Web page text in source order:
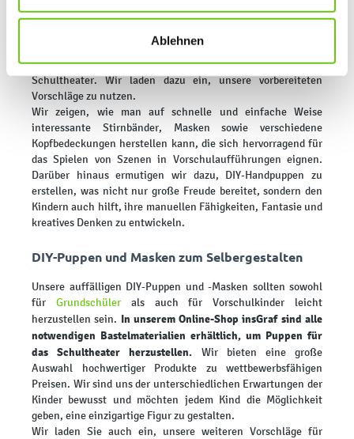
links klicken. Weitere Informationen zur Datennutzung
Ablehnen
zusätzliche Attraktion für jüngere Schüler kann das
eigenhändige Herstellen von Puppen und Handpuppen für
später aufgeführte Szenen sein. insGraf bietet eine große
Auswahl an Möbeln für Themen-Spielecken wie das
Schultheater. Wir laden dazu ein, unsere vorbereiteten
Vorschläge zu nutzen.
Wir zeigen, wie man auf schnelle und einfache Weise
interessante Stirnbänder, Masken sowie verschiedene
Kopfbedeckungen herstellen kann, die sich hervorragend für
das Spielen von Szenen in Vorschulaufführungen eignen.
Darüber hinaus ermutigen wir dazu, DIY-Handpuppen zu
erstellen, was nicht nur große Freude bereitet, sondern den
Kindern auch hilft, ihre manuellen Fähigkeiten, Fantasie und
kreatives Denken zu entwickeln.
DIY-Puppen und Masken zum Selbergestalten
Unsere auffälligen DIY-Puppen und -Masken sollten sowohl
für Grundschülerals auch für Vorschulkinder leicht
herzustellen sein. In unserem Online-Shop insGraf sind alle
notwendigen Bastelmaterialien erhältlich, um Puppen für
das Schultheater herzustellen. Wir bieten eine große
Auswahl hochwertiger Produkte zu wettbewerbsfähigen
Preisen. Wir sind uns der unterschiedlichen Erwartungen der
Kinder bewusst und möchten jedem Kind die Möglichkeit
geben, eine einzigartige Figur zu gestalten.
Wir laden Sie auch ein, unsere weiteren Vorschläge für